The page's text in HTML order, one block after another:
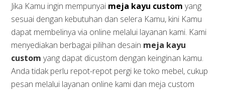
Jika Kamu ingin mempunyai meja kayu custom yang
sesuai dengan kebutuhan dan selera Kamu, kini Kamu
dapat membelinya via online melalui layanan kami. Kami
menyediakan berbagai pilihan desain meja kayu
custom yang dapat dicustom dengan keinginan kamu.
Anda tidak perlu repot-repot pergi ke toko mebel, cukup
pesan melalui layanan online kami dan meja custom